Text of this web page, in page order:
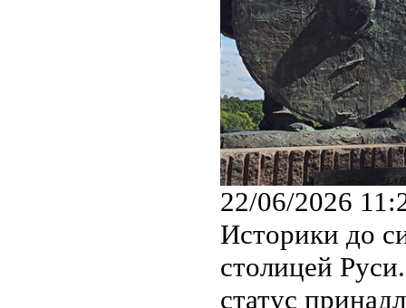
22/06/2026
Историки до
столицей
статус